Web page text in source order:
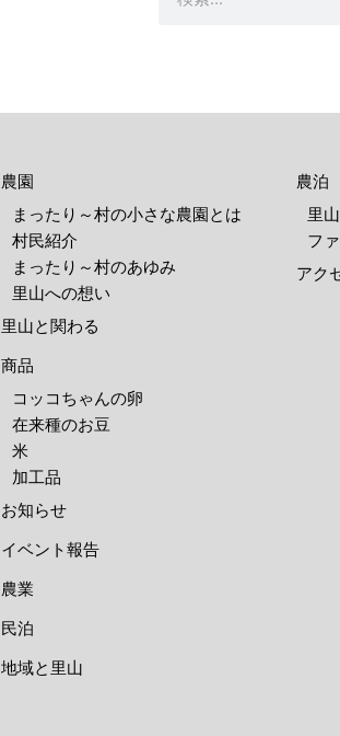
農園
まったり～村の小さな農園とは
村民紹介
まったり～村のあゆみ
里山への想い
里山と関わる
商品
コッコちゃんの卵
在来種のお豆
米
加工品
お知らせ
イベント報告
農業
民泊
地域と里山
農泊
里
フ
アク